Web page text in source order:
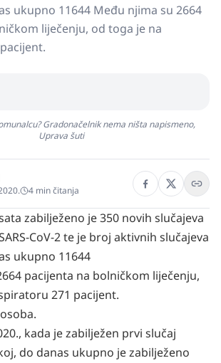
ukupno 11644 Među njima su 2664
liječenju, od toga je na
Gradonačelnik nema ništa napismeno,
Uprava šuti
4 min čitanja
zabilježeno je 350 novih slučajeva
CoV-2 te je broj aktivnih slučajeva
ukupno 11644
pacijenta na bolničkom liječenju,
271 pacijent.
kada je zabilježen prvi slučaj
do danas ukupno je zabilježeno